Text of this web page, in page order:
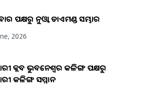
ପକ୍ଷରୁ ନୁଓ୍ବା ଡାଏମଣ୍ଡ ସମ୍ଭାର
2026
କ୍ଲବ ଭୁବନେଶ୍ୱର କଳିଙ୍ଗ ପକ୍ଷରୁ
କଳିଙ୍ଗ ସମ୍ମାନ